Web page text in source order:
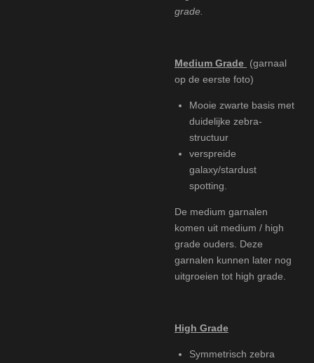
grade.
Medium Grade (garnaal
op de eerste foto)
Mooie zwarte basis met
duidelijke zebra-
structuur
verspreide
galaxy/stardust
spotting.
De medium garnalen
komen uit medium / high
grade ouders. Deze
garnalen kunnen later nog
uitgroeien tot high grade.
High Grade
Symmetrisch zebra